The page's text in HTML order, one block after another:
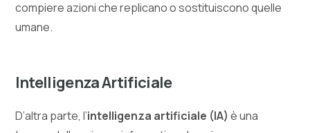
compiere azioni che replicano o sostituiscono quelle
umane.
Intelligenza Artificiale
D’altra parte, l’intelligenza artificiale (IA) è una